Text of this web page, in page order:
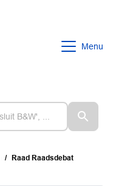
Menu
Raad Raadsdebat